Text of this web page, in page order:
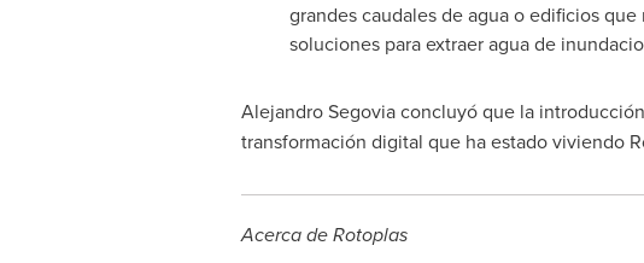
grandes caudales de agua o edificios
soluciones para extraer agua de
Alejandro Segoviaconcluyó que la
transformación digital que ha estado viviendo
Acerca de Rotoplas